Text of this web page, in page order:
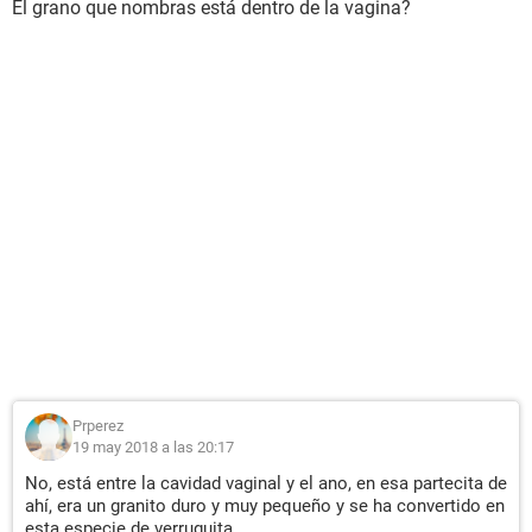
El grano que nombras está dentro de la vagina?
Prperez
19 may 2018 a las 20:17
No, está entre la cavidad vaginal y el ano, en esa partecita de
ahí, era un granito duro y muy pequeño y se ha convertido en